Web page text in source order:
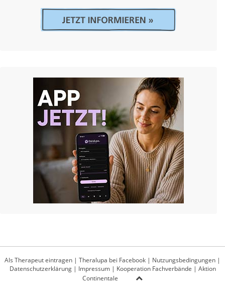
Als Therapeut eintragen | Theralupa bei Facebook | Nutzungsbedingungen |
Datenschutzerklärung| Impressum| Kooperation Fachverbände | Aktion
Continentale